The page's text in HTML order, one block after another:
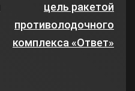
цель ракетой
противолодочного
комплекса «Ответ»